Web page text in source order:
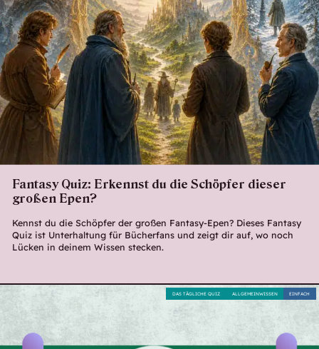
Fantasy Quiz: Erkennst du die Schöpfer dieser
großen Epen?
Kennst du die Schöpfer der großen Fantasy-Epen? Dieses Fantasy
Quiz ist Unterhaltung für Bücherfans und zeigt dir auf, wo noch
Lücken in deinem Wissen stecken.
EINFACH
ALLGEMEINWISSEN
DAS TÄGLICHE QUIZ